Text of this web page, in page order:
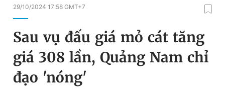
Chuyên mục
Chuyên mục khác
Đổi mật khẩu
Tin đã lưu
29/10/2024 17:58 GMT+7
Sau vụ đấu giá mỏ cát tăng
giá 308 lần, Quảng Nam chỉ
đạo 'nóng'